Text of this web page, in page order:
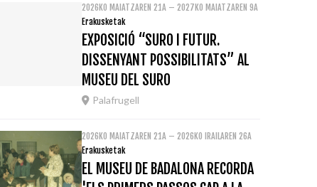
2026KO MAIATZAREN 21A – 2027KO MAIATZAREN 9A
Erakusketak
EXPOSICIÓ “SURO I FUTUR.
DISSENYANT POSSIBILITATS” AL
MUSEU DEL SURO
Palafrugell
2026KO MAIATZAREN 21A – 2026KO IRAILAREN 26A
Erakusketak
EL MUSEU DE BADALONA RECORDA